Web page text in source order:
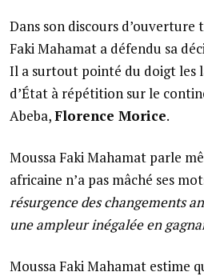
Dans son discours
Faki Mahamat a défendu sa
Il a surtout pointé du doigt les
d’État à répétition sur le
Abeba,Florence Morice.
Moussa Faki Mahamat parle
africaine n’a pas mâché ses
résurgence des changements
une ampleur inégalée en
Moussa Faki Mahamat estime